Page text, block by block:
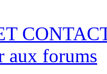
aux forums